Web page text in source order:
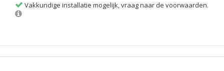
Vakkundige installatie mogelijk, vraag naar de voorwaarden.